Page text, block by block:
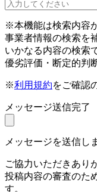
※本機能は検索内容
事業者情報の検索を
いかなる内容の検索
優劣評価・断定的判
※利用規約をご確認
メッセージ送信完了
メッセージを送信し
ご協力いただきあり
投稿内容の審査のた
す。